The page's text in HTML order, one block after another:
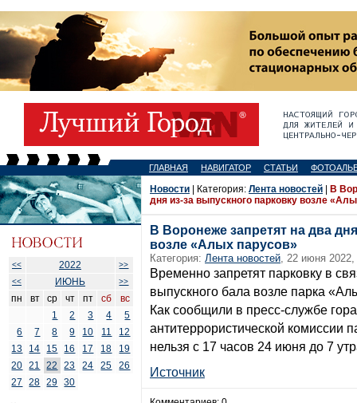
ГЛАВНАЯ НАВИГАТОР СТАТЬИ
<< 2022
>>
<<
ИЮНЬ >>
пн вт ср чт пт сб
вс
1
2 3 4
5
6
7 8 9 10 11
12
13
14 15 16 17 18
19
20
21 22 23 24 25
26
27
28 29 30
Новости | Категория: Лента новостей
В
дня из-за выпускного парковку возле
В Воронеже запретят на два
возле «Алых парусов»
Категория: Лента новостей, 22 июня 2022,
Временно запретят парковку в
выпускного бала возле парка
Как сообщили в пресс-службе
антитеррористической комиссии
нельзя с 17 часов 24 июня до 7
Источник